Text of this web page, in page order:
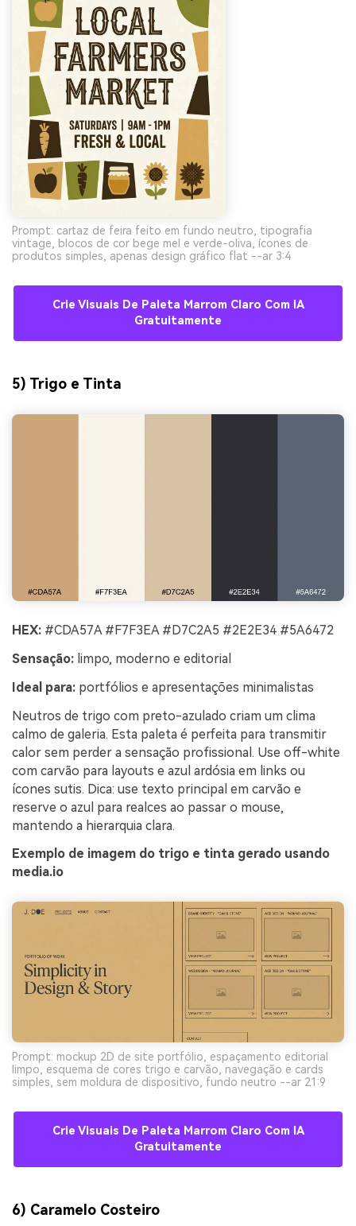
Prompt: cartaz de feira feito em fundo neutro, tipografia
vintage, blocos de cor bege mel e verde-oliva, ícones de
produtos simples, apenas design gráfico flat --ar 3:4
Crie Visuais De Paleta Marrom Claro Com IA
Gratuitamente
5) Trigo e Tinta
HEX: #CDA57A #F7F3EA #D7C2A5 #2E2E34 #5A6472
Sensação: limpo, moderno e editorial
Ideal para: portfólios e apresentações minimalistas
Neutros de trigo com preto-azulado criam um clima
calmo de galeria. Esta paleta é perfeita para transmitir
calor sem perder a sensação profissional. Use off-white
com carvão para layouts e azul ardósia em links ou
ícones sutis. Dica: use texto principal em carvão e
reserve o azul para realces ao passar o mouse,
mantendo a hierarquia clara.
Exemplo de imagem do trigo e tinta gerado usando
media.io
Prompt: mockup 2D de site portfólio, espaçamento editorial
limpo, esquema de cores trigo e carvão, navegação e cards
simples, sem moldura de dispositivo, fundo neutro --ar 21:9
Crie Visuais De Paleta Marrom Claro Com IA
Gratuitamente
6) Caramelo Costeiro
Crie imagens com
IA sem limites.
100% grátis!
Comece Grátis →